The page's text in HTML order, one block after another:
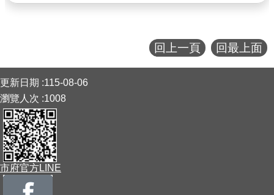
回上一頁 回最上面
更新日期
115-08-06
瀏覽人次 1008
市府官方LINE